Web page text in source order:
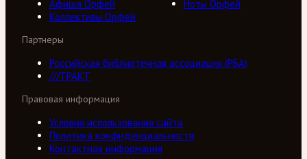
Афиша Орфей
Ноты Орфей
Коллективы Орфей
Партнеры
Российская библиотечная ассоциация (РБА)
///ТРАКТ
Правовая информация
Условия использования сайта
Политика конфиденциальности
Контактная информация